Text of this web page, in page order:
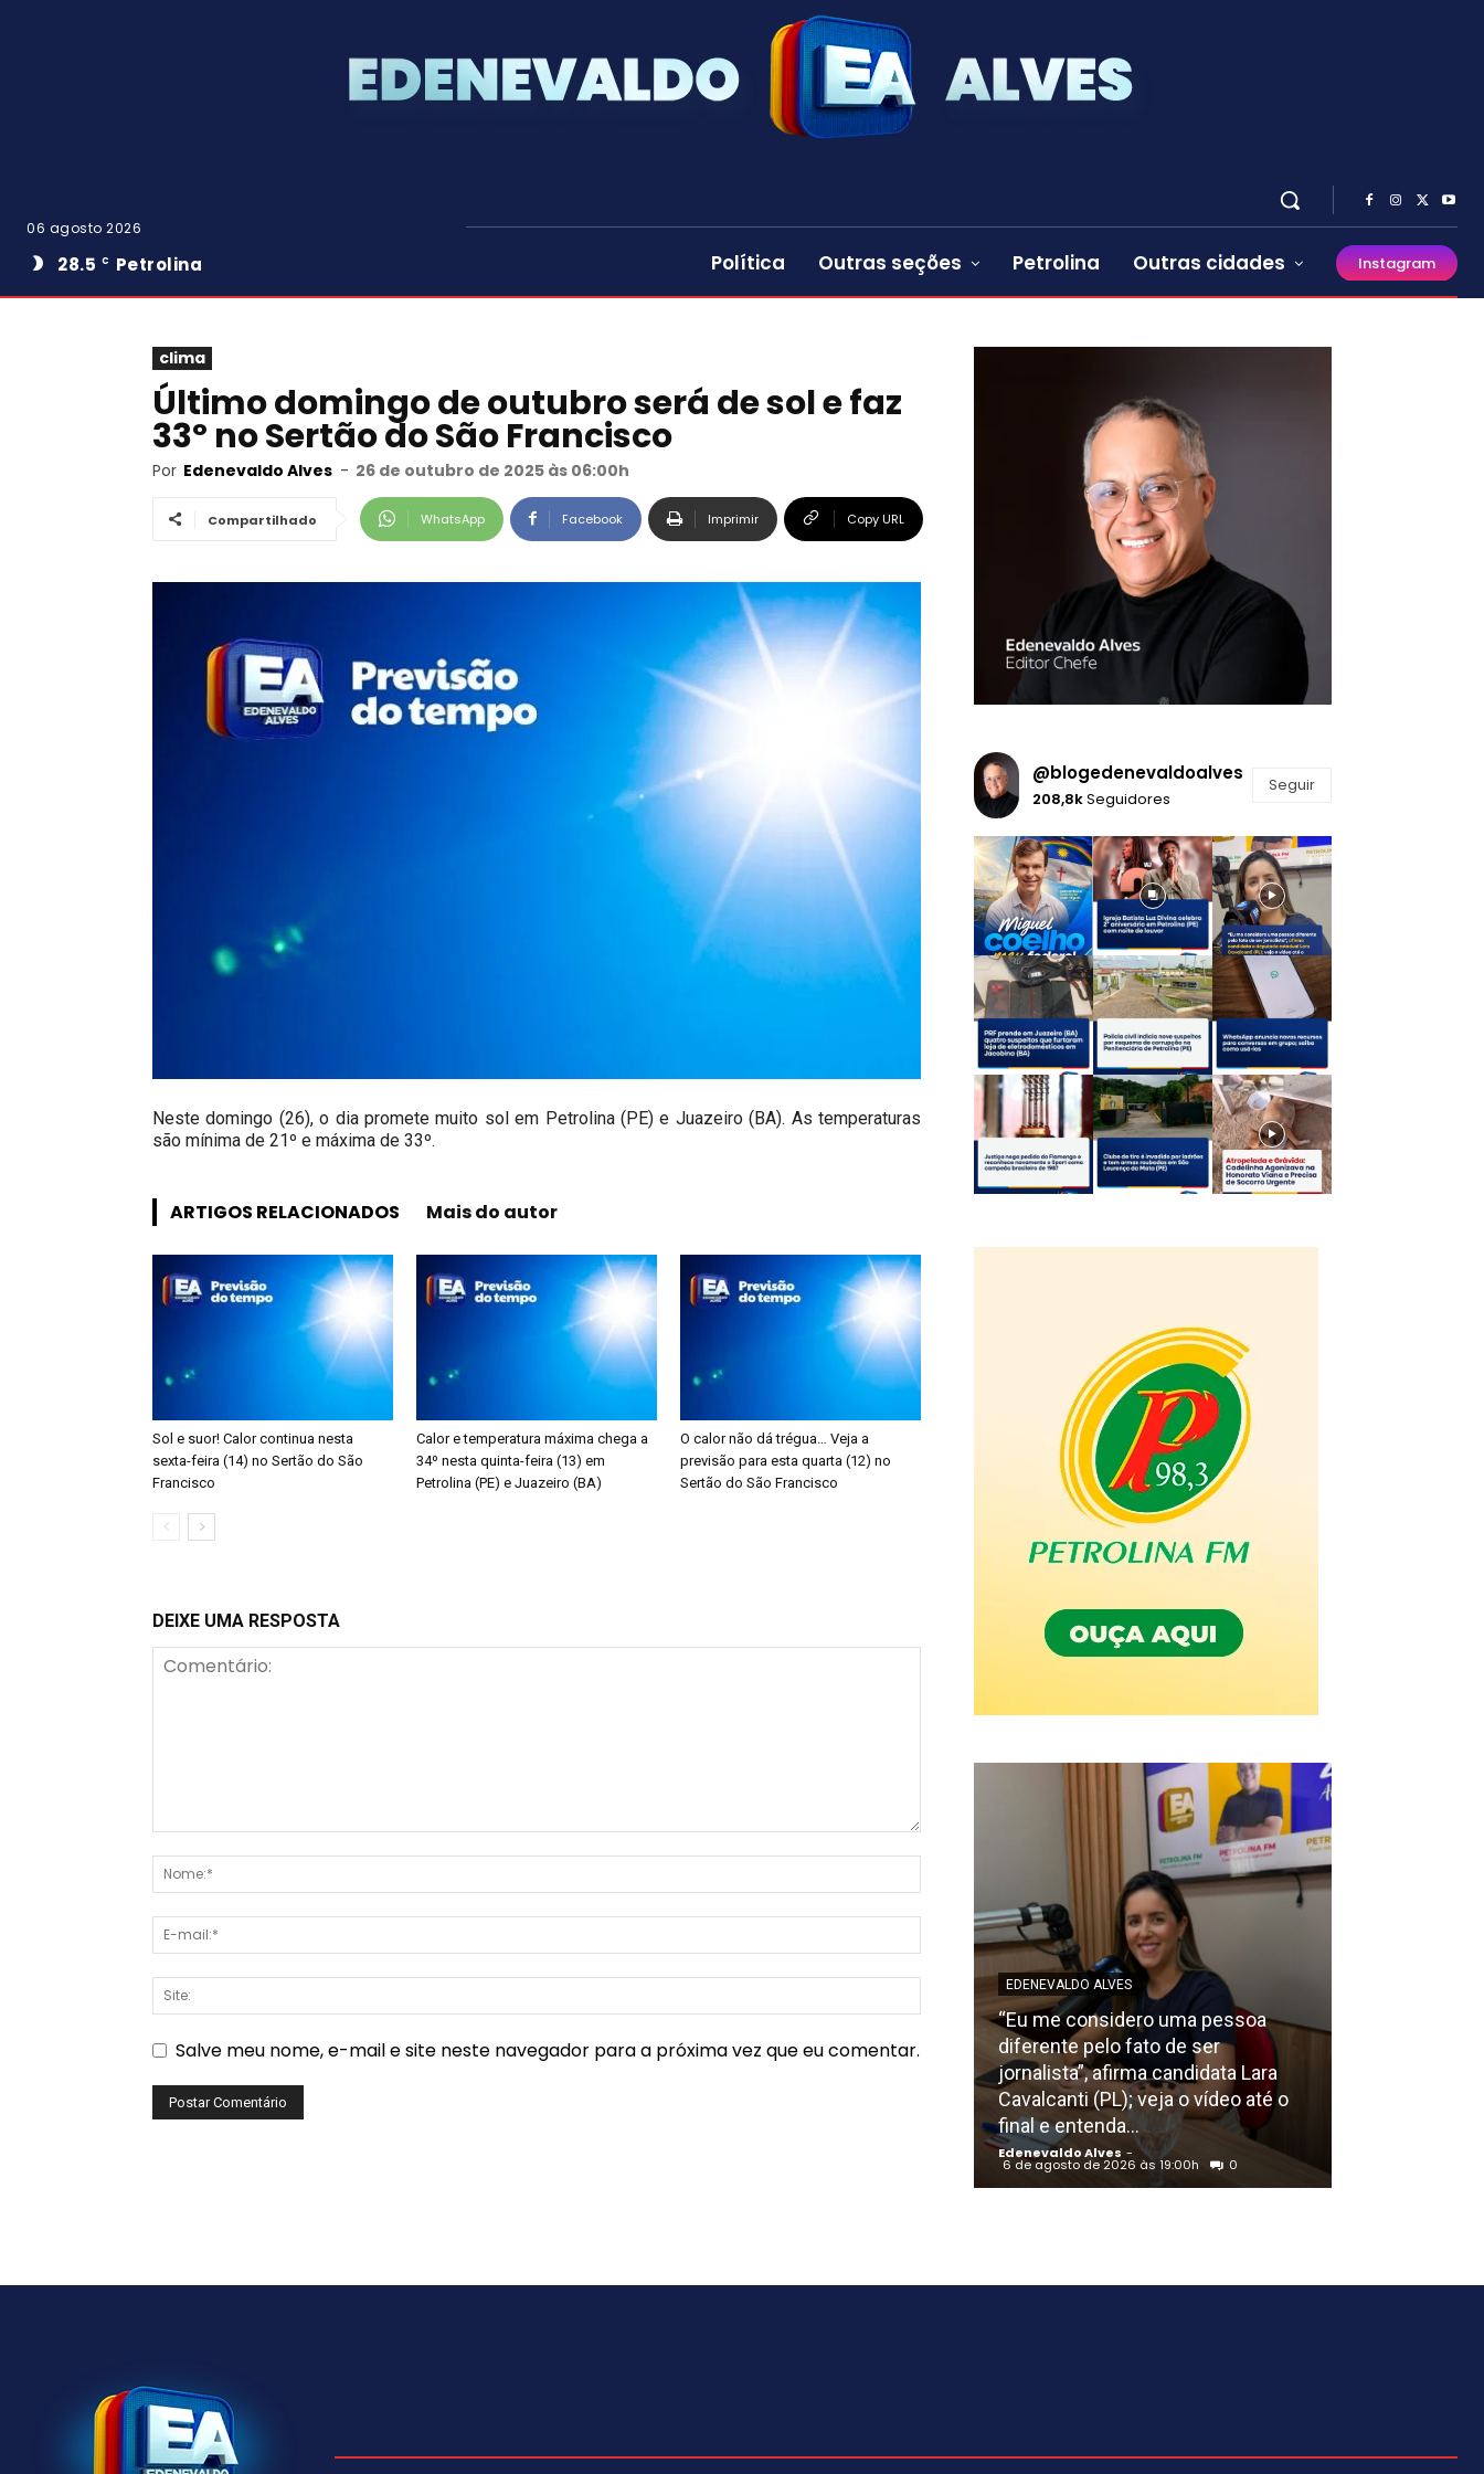
06 agosto 2026
28.5 C Petrolina Política Outras seções Petrolina Outras cidades Instagram
clima
Último domingo de outubro será de sol e faz
33º no Sertão do São Francisco
Por Edenevaldo Alves - 26 de outubro de 2025 às 06:00h
Compartilhado WhatsApp Facebook Imprimir Copy URL
Neste domingo (26), o dia promete muito sol em Petrolina (PE) e Juazeiro (BA). As temperaturas
são mínima de 21º e máxima de 33º.
ARTIGOS RELACIONADOS Mais do autor
Sol e suor! Calor continua nesta
sexta-feira (14) no Sertão do São
Francisco
Calor e temperatura máxima chega a
34º nesta quinta-feira (13) em
Petrolina (PE) e Juazeiro (BA)
O calor não dá trégua… Veja a
previsão para esta quarta (12) no
Sertão do São Francisco
DEIXE UMA RESPOSTA
Salve meu nome, e-mail e site neste navegador para a próxima vez que eu comentar.
@blogedenevaldoalves
208,8kSeguidores
Seguir
EDENEVALDO ALVES
“Eu me considero uma pessoa
diferente pelo fato de ser
jornalista”, afirma candidata Lara
Cavalcanti (PL); veja o vídeo até o
final e entenda...
Edenevaldo Alves -
6 de agosto de 2026 às 19:00h 0